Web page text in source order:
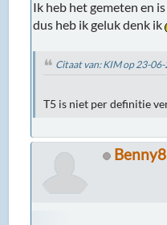
Ik heb het gemeten en
dus heb ik geluk denk ik
Citaat van: KIM op 23-
T5 is niet per definitie